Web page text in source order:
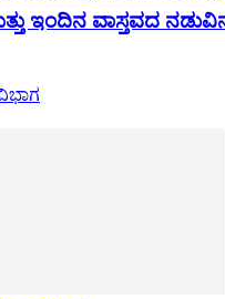
ಇಂದಿನ ವಾಸ್ತವದ